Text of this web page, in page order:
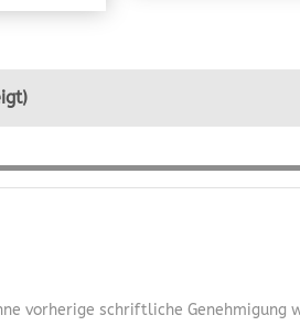
vorherige schriftliche Genehmigung